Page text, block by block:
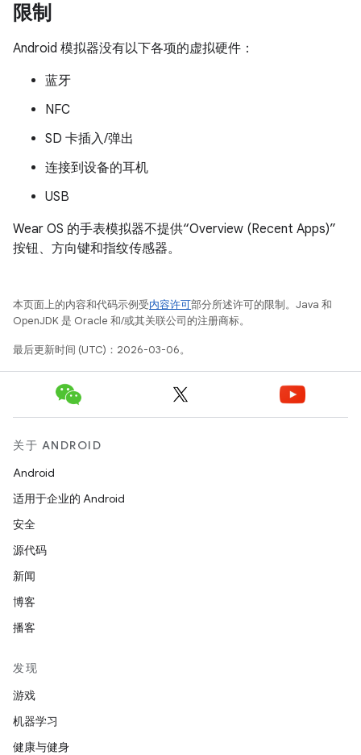
限制
Android 模拟器没有以下各项的虚拟硬件：
蓝牙
NFC
SD 卡插入/弹出
连接到设备的耳机
USB
Wear OS 的手表模拟器不提供“Overview (Recent Apps)”
按钮、方向键和指纹传感器。
本页面上的内容和代码示例受内容许可部分所述许可的限制。Java 和
OpenJDK 是 Oracle 和/或其关联公司的注册商标。
最后更新时间 (UTC)：2026-03-06。
关于 ANDROID
Android
适用于企业的 Android
安全
源代码
新闻
博客
播客
发现
游戏
机器学习
健康与健身